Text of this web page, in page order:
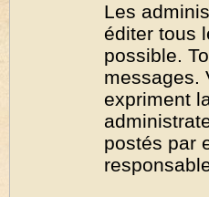
Les
éditer tous
possible.
messages.
expriment
postés par